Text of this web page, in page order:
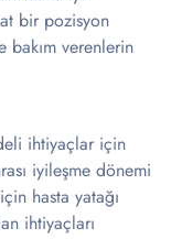
bir pozisyon
bakım verenlerin
ihtiyaçlar için
iyileşme dönemi
hasta yatağı
ihtiyaçları